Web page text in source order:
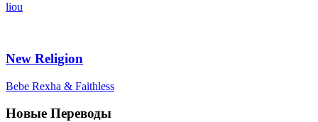
liou
New Religion
Bebe Rexha & Faithless
Новые Переводы